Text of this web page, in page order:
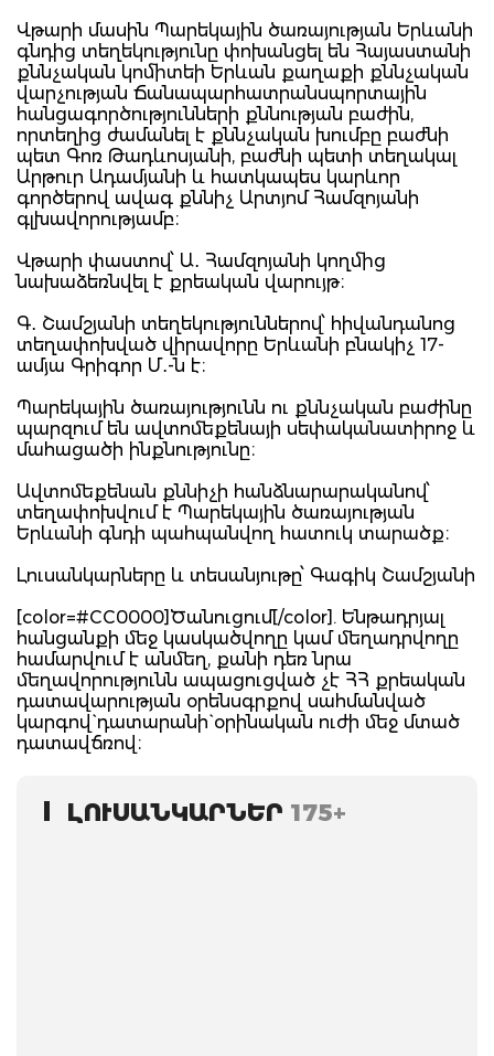
Վթարի մասին Պարեկային ծառայության Երևանի
գնդից տեղեկությունը փոխանցել են Հայաստանի
քննչական կոմիտեի Երևան քաղաքի քննչական
վարչության Ճանապարհատրանսպորտային
հանցագործությունների քննության բաժին,
որտեղից ժամանել է քննչական խումբը բաժնի
պետ Գոռ Թադևոսյանի, բաժնի պետի տեղակալ
Արթուր Ադամյանի և հատկապես կարևոր
գործերով ավագ քննիչ Արտյոմ Համզոյանի
գլխավորությամբ։
Վթարի փաստով՝ Ա․ Համզոյանի կողմից
նախաձեռնվել է քրեական վարույթ։
Գ․ Շամշյանի տեղեկություններով՝ հիվանդանոց
տեղափոխված վիրավորը Երևանի բնակիչ 17-
ամյա Գրիգոր Մ․-ն է։
Պարեկային ծառայությունն ու քննչական բաժինը
պարզում են ավտոմեքենայի սեփականատիրոջ և
մահացածի ինքնությունը։
Ավտոմեքենան քննիչի հանձնարարականով՝
տեղափոխվում է Պարեկային ծառայության
Երևանի գնդի պահպանվող հատուկ տարածք։
Լուսանկարները և տեսանյութը՝ Գագիկ Շամշյանի
[color=#CC0000]Ծանուցում[/color]. Ենթադրյալ
հանցանքի մեջ կասկածվողը կամ մեղադրվողը
համարվում է անմեղ, քանի դեռ նրա
մեղավորությունն ապացուցված չէ ՀՀ քրեական
դատավարության օրենսգրքով սահմանված
կարգով` դատարանի` օրինական ուժի մեջ մտած
դատավճռով։
ԼՈՒՍԱՆԿԱՐՆԵՐ 175+